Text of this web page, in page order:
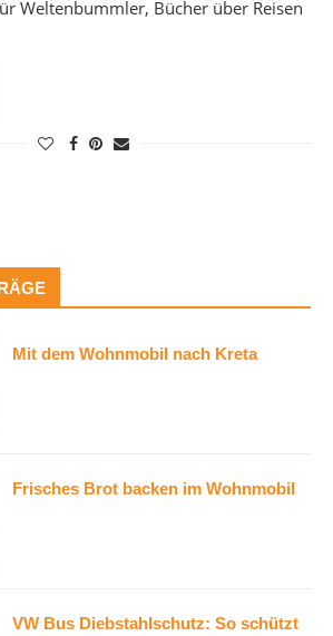
Weltenbummler, Bücher über Reisen
Mit dem Wohnmobil nach Kreta
Frisches Brot backen im Wohnmobil
VW Bus Diebstahlschutz: So schützt